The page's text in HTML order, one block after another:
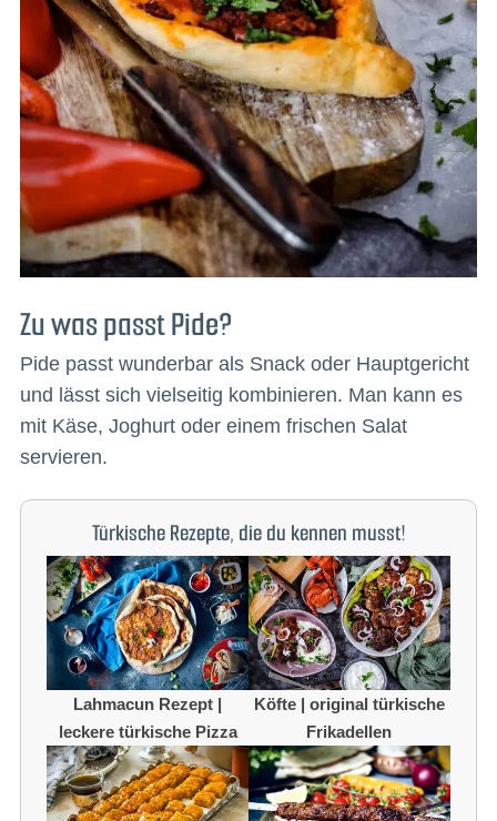
Zu was passt Pide?
Pide passt wunderbar als Snack oder Hauptgericht
und lässt sich vielseitig kombinieren. Man kann es
mit Käse, Joghurt oder einem frischen Salat
servieren.
Türkische Rezepte, die du kennen musst!
Lahmacun Rezept |
leckere türkische Pizza
Köfte | original türkische
Frikadellen